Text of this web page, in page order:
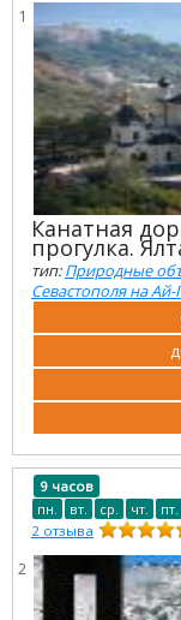
1
Канатная
прогулка.
тип:Природные
Севастополя на
2
9 часов
пн.
вт. ср. чт. пт.
2 отзыва